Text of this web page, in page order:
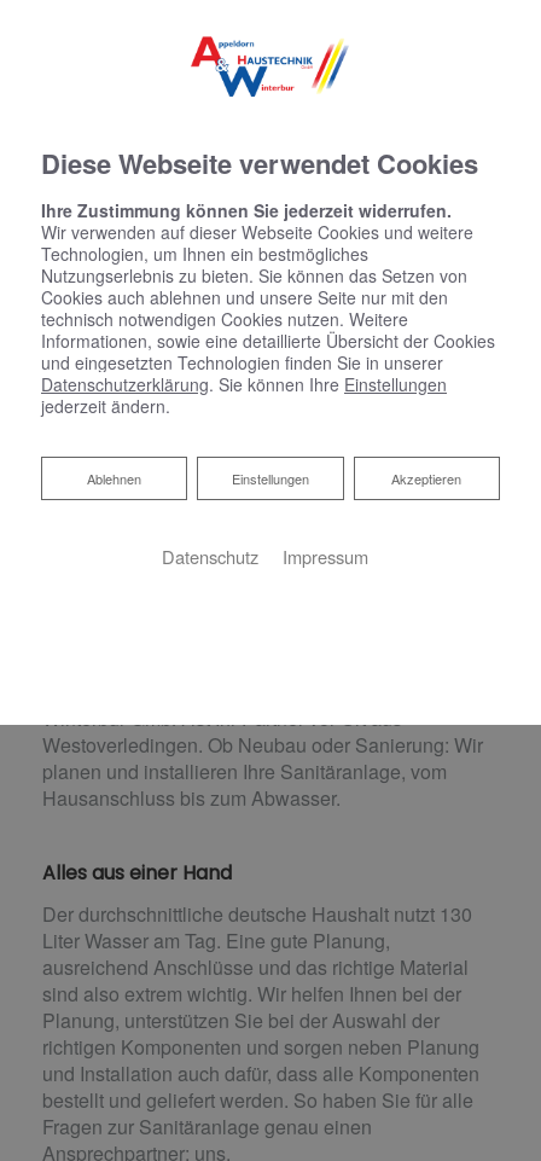
Sanitärplanung und -
installation
Appeldorn & Winterbur GmbH: für Sie vor
Winterbur GmbH ist Ihr Partner vor Ort aus
Westoverledingen. Ob Neubau oder Sanierung: Wir
planen und installieren Ihre Sanitäranlage, vom
Hausanschluss bis zum Abwasser.
Alles aus einer Hand
Der durchschnittliche deutsche Haushalt nutzt 130
Liter Wasser am Tag. Eine gute Planung,
ausreichend Anschlüsse und das richtige Material
sind also extrem wichtig. Wir helfen Ihnen bei der
Planung, unterstützen Sie bei der Auswahl der
richtigen Komponenten und sorgen neben Planung
und Installation auch dafür, dass alle Komponenten
bestellt und geliefert werden. So haben Sie für alle
Fragen zur Sanitäranlage genau einen
Ansprechpartner: uns.
Diese Webseite verwendet Cookies
Ihre Zustimmung können Sie jederzeit widerrufen.
Wir verwenden auf dieser Webseite Cookies und weitere
Technologien, um Ihnen ein bestmögliches
Nutzungserlebnis zu bieten. Sie können das Setzen von
Cookies auch ablehnen und unsere Seite nur mit den
technisch notwendigen Cookies nutzen. Weitere
Informationen, sowie eine detaillierte Übersicht der Cookies
und eingesetzten Technologien finden Sie in unserer
Datenschutzerklärung. Sie können Ihre Einstellungen
jederzeit ändern.
Akzeptieren
Einstellungen
Ablehnen
Ablehnen
Datenschutz Impressum